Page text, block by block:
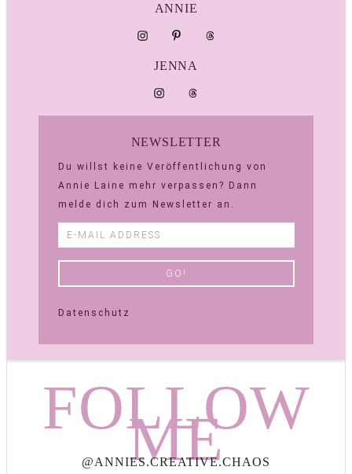
ANNIE
JENNA
NEWSLETTER
Du willst keine Veröffentlichung von
Annie Laine mehr verpassen? Dann
melde dich zum Newsletter an.
Datenschutz
FOLLOW
ME
@ANNIES.CREATIVE.CHAOS